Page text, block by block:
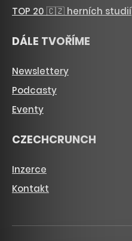
TOP 20 🇨🇿 herních studií
DÁLE TVOŘÍME
Newslettery
Podcasty
Eventy
CZECHCRUNCH
Inzerce
Kontakt